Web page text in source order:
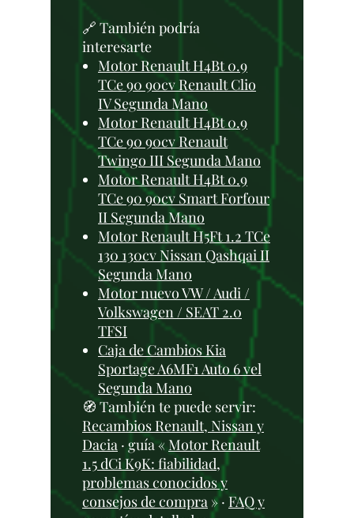
🔗 También podría
interesarte
Motor Renault H4Bt 0.9
TCe 90 90cv Renault Clio
IV Segunda Mano
Motor Renault H4Bt 0.9
TCe 90 90cv Renault
Twingo III Segunda Mano
Motor Renault H4Bt 0.9
TCe 90 90cv Smart Forfour
II Segunda Mano
Motor Renault H5Ft 1.2 TCe
130 130cv Nissan Qashqai II
Segunda Mano
Motor nuevo VW / Audi /
Volkswagen / SEAT 2.0
TFSI
Caja de Cambios Kia
Sportage A6MF1 Auto 6 vel
Segunda Mano
🧭 También te puede servir:
Recambios Renault, Nissan y
Dacia · guía « Motor Renault
1.5 dCi K9K: fiabilidad,
problemas conocidos y
consejos de compra » · FAQ y